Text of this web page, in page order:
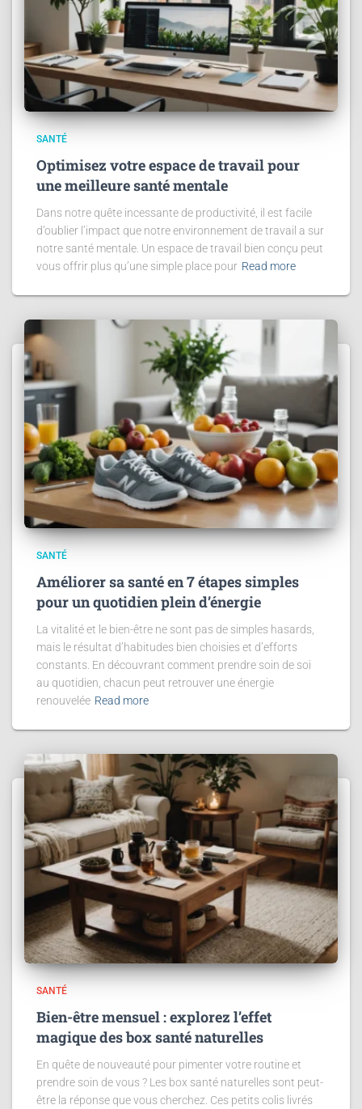
SANTÉ
Optimisez votre espace de travail pour
une meilleure santé mentale
Dans notre quête incessante de productivité, il est facile
d’oublier l’impact que notre environnement de travail a sur
notre santé mentale. Un espace de travail bien conçu peut
vous offrir plus qu’une simple place pour Read more
SANTÉ
Améliorer sa santé en 7 étapes simples
pour un quotidien plein d’énergie
La vitalité et le bien-être ne sont pas de simples hasards,
mais le résultat d’habitudes bien choisies et d’efforts
constants. En découvrant comment prendre soin de soi
au quotidien, chacun peut retrouver une énergie
renouvelée Read more
SANTÉ
Bien-être mensuel : explorez l’effet
magique des box santé naturelles
En quête de nouveauté pour pimenter votre routine et
prendre soin de vous ? Les box santé naturelles sont peut-
être la réponse que vous cherchez. Ces petits colis livrés